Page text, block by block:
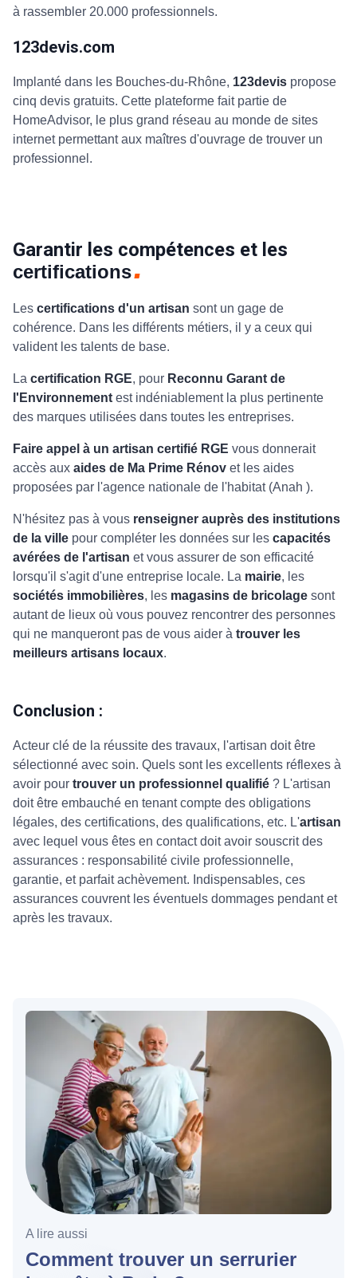
à rassembler 20.000 professionnels.
123devis.com
Implanté dans les Bouches-du-Rhône, 123devis propose
cinq devis gratuits. Cette plateforme fait partie de
HomeAdvisor, le plus grand réseau au monde de sites
internet permettant aux maîtres d'ouvrage de trouver un
professionnel.
Garantir les compétences et les
certifications
Les certifications d'un artisan sont un gage de
cohérence. Dans les différents métiers, il y a ceux qui
valident les talents de base.
La certification RGE, pour Reconnu Garant de
l'Environnement est indéniablement la plus pertinente
des marques utilisées dans toutes les entreprises.
Faire appel à un artisan certifié RGE vous donnerait
accès aux aides de Ma Prime Rénov et les aides
proposées par l'agence nationale de l'habitat (Anah ).
N'hésitez pas à vous renseigner auprès des institutions
de la ville pour compléter les données sur les capacités
avérées de l'artisan et vous assurer de son efficacité
lorsqu'il s'agit d'une entreprise locale. La mairie, les
sociétés immobilières, les magasins de bricolage sont
autant de lieux où vous pouvez rencontrer des personnes
qui ne manqueront pas de vous aider à trouver les
meilleurs artisans locaux.
Conclusion :
Acteur clé de la réussite des travaux, l'artisan doit être
sélectionné avec soin. Quels sont les excellents réflexes à
avoir pour trouver un professionnel qualifié ? L'artisan
doit être embauché en tenant compte des obligations
légales, des certifications, des qualifications, etc. L'artisan
avec lequel vous êtes en contact doit avoir souscrit des
assurances : responsabilité civile professionnelle,
garantie, et parfait achèvement. Indispensables, ces
assurances couvrent les éventuels dommages pendant et
après les travaux.
A lire aussi
Comment trouver un serrurier